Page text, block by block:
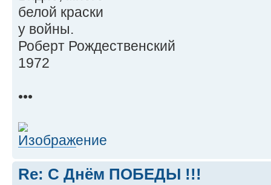
белой краски
у войны.
Роберт Рождественский
1972
•••
Re: С Днём ПОБЕДЫ !!!